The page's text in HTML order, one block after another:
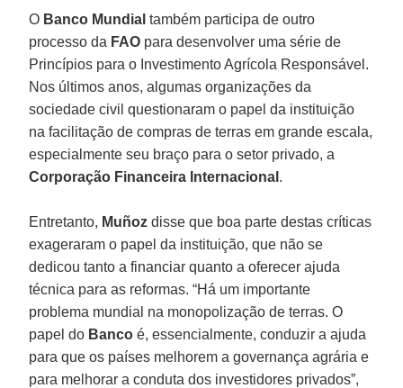
O Banco Mundialtambém participa de outro
processo da FAO para desenvolver uma série de
Princípios para o Investimento Agrícola Responsável.
Nos últimos anos, algumas organizações da
sociedade civil questionaram o papel da instituição
na facilitação de compras de terras em grande escala,
especialmente seu braço para o setor privado, a
Corporação Financeira Internacional .
Entretanto, Muñozdisse que boa parte destas críticas
exageraram o papel da instituição, que não se
dedicou tanto a financiar quanto a oferecer ajuda
técnica para as reformas. “Há um importante
problema mundial na monopolização de terras. O
papel do Banco é, essencialmente, conduzir a ajuda
para que os países melhorem a governança agrária e
para melhorar a conduta dos investidores privados”,